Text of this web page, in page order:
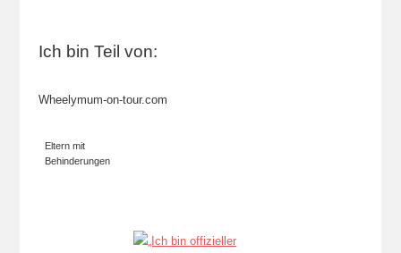
Ich bin Teil von:
Wheelymum-on-tour.com
Eltern mit
Behinderungen